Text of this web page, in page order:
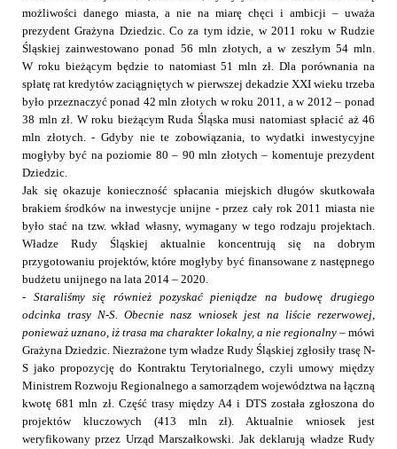
możliwości danego miasta, a nie na miarę chęci i ambicji – uważa
prezydent Grażyna Dziedzic. Co za tym idzie, w 2011 roku w Rudzie
Śląskiej zainwestowano ponad 56 mln złotych, a w zeszłym 54 mln.
W roku bieżącym będzie to natomiast 51 mln zł. Dla porównania na
spłatę rat kredytów zaciągniętych w pierwszej dekadzie XXI wieku trzeba
było przeznaczyć ponad 42 mln złotych w roku 2011, a w 2012 – ponad
38 mln zł. W roku bieżącym Ruda Śląska musi natomiast spłacić aż 46
mln złotych. - Gdyby nie te zobowiązania, to wydatki inwestycyjne
mogłyby być na poziomie 80 – 90 mln złotych – komentuje prezydent
Dziedzic.
Jak się okazuje konieczność spłacania miejskich długów skutkowała
brakiem środków na inwestycje unijne - przez cały rok 2011 miasta nie
było stać na tzw. wkład własny, wymagany w tego rodzaju projektach.
Władze Rudy Śląskiej aktualnie koncentrują się na dobrym
przygotowaniu projektów, które mogłyby być finansowane z następnego
budżetu unijnego na lata 2014 – 2020.
- Staraliśmy się również pozyskać pieniądze na budowę drugiego
odcinka trasy N-S. Obecnie nasz wniosek jest na liście rezerwowej,
ponieważ uznano, iż trasa ma charakter lokalny, a nie regionalny – mówi
Grażyna Dziedzic. Niezrażone tym władze Rudy Śląskiej zgłosiły trasę N-
S jako propozycję do Kontraktu Terytorialnego, czyli umowy między
Ministrem Rozwoju Regionalnego a samorządem województwa na łączną
kwotę 681 mln zł. Część trasy między A4 i DTS została zgłoszona do
projektów kluczowych (413 mln zł). Aktualnie wniosek jest
weryfikowany przez Urząd Marszałkowski. Jak deklarują władze Rudy